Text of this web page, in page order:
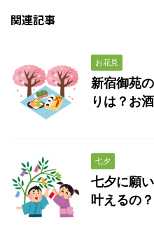
関連記事
お花見
新宿御苑
りは？お
七夕
七夕に願
叶えるの